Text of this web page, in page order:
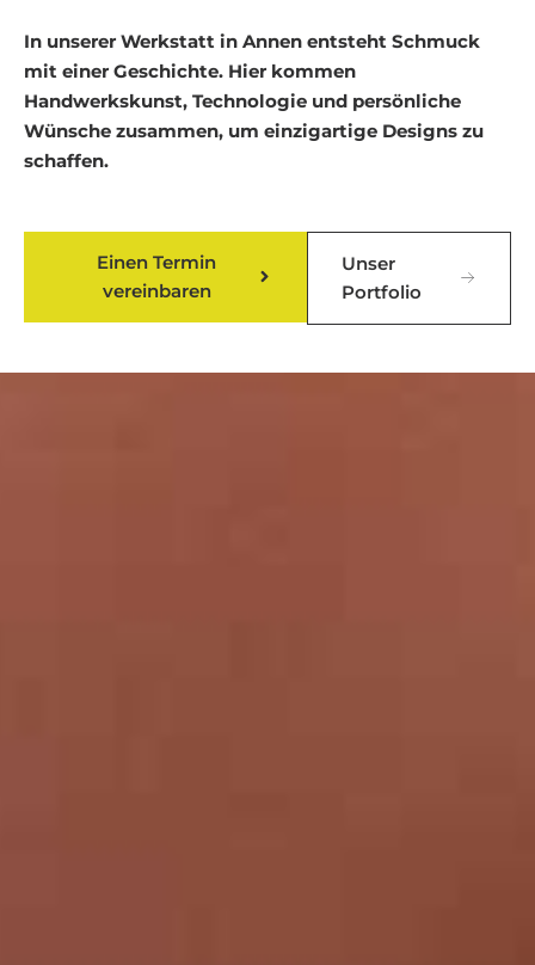
In unserer Werkstatt in Annen entsteht Schmuck
mit einer Geschichte. Hier kommen
Handwerkskunst, Technologie und persönliche
Wünsche zusammen, um einzigartige Designs zu
schaffen.
Einen Termin
vereinbaren
Unser
Portfolio